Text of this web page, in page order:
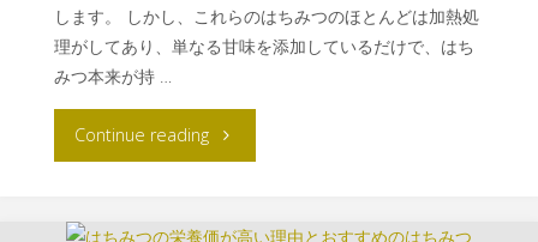
します。 しかし、これらのはちみつのほとんどは加熱処
理がしてあり、単なる甘味を添加しているだけで、はち
みつ本来が持 …
Continue reading